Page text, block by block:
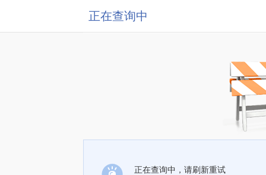
正在查询中
正在查询中，请刷新重试